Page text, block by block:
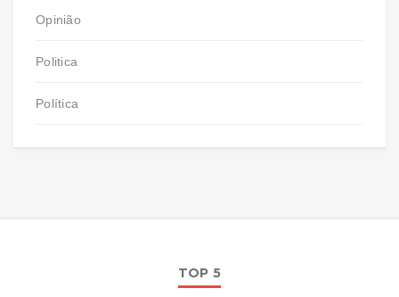
Opinião
Politica
Política
TOP 5